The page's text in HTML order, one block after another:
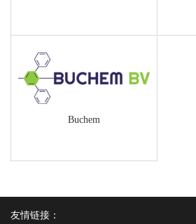
Buchem
友情链接：